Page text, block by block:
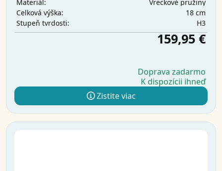
Materiál:
Vreckové pružiny
Celková výška:
18 cm
Stupeň tvrdosti:
H3
159,95 €
Doprava zadarmo
K dispozícii ihneď
Zistite viac